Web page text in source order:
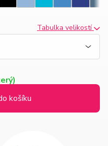
modrá
modrámodrá
Tabulka velikostí
košíku